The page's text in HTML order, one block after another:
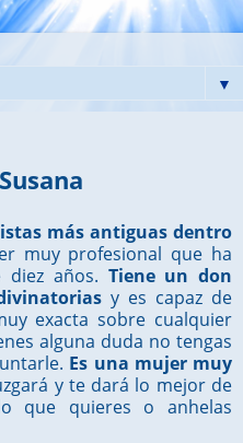
▼
más antiguas dentro
muy profesional que ha
años. Tiene un don
y es capaz de
exacta sobre cualquier
alguna duda no tengas
Es una mujer muy
y te dará lo mejor de
que quieres o anhelas